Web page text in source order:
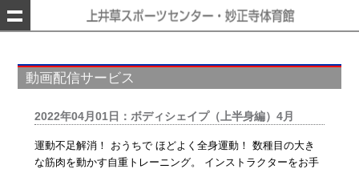
動画配信サービス
2022年04月01日：ボディシェイプ（上半身編）4月
運動不足解消！ おうちで ほどよく全身運動！ 数種目の大き
な筋肉を動かす自重トレーニング。 インストラクターをお手